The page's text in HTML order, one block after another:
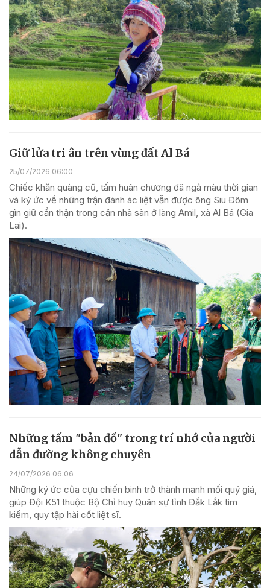
Giữ lửa tri ân trên vùng đất Al Bá
25/07/2026 06:00
Chiếc khăn quàng cũ, tấm huân chương đã ngả màu thời gian
và ký ức về những trận đánh ác liệt vẫn được ông Siu Đôm
gìn giữ cẩn thận trong căn nhà sàn ở làng Amil, xã Al Bá (Gia
Lai).
Những tấm "bản đồ" trong trí nhớ của người
dẫn đường không chuyên
24/07/2026 06:06
Những ký ức của cựu chiến binh trở thành manh mối quý giá,
giúp Đội K51 thuộc Bộ Chỉ huy Quân sự tỉnh Đắk Lắk tìm
kiếm, quy tập hài cốt liệt sĩ.